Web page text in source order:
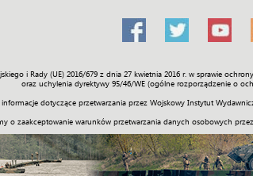
i Rady (UE) 2016/679 z dnia 27 kwietnia 2016 r. w sprawie
oraz uchylenia dyrektywy 95/46/WE (ogólne rozporządzenie o
dotyczące przetwarzania przez Wojskowy Instytut
o zaakceptowanie warunków przetwarzania danych osobowych
Świat Społeczność Sport Historia